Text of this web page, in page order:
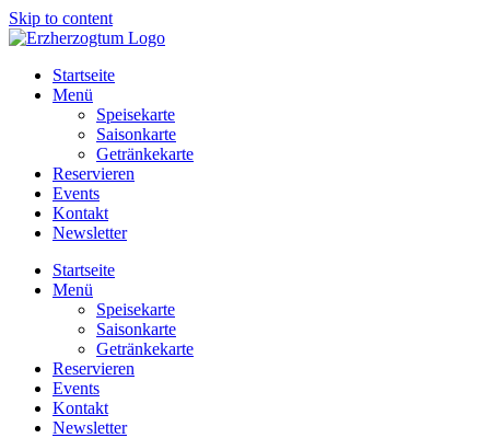
Skip to content
Startseite
Menü
Speisekarte
Saisonkarte
Getränkekarte
Reservieren
Events
Kontakt
Newsletter
Startseite
Menü
Speisekarte
Saisonkarte
Getränkekarte
Reservieren
Events
Kontakt
Newsletter